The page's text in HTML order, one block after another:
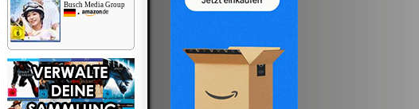
Busch Media Group
•